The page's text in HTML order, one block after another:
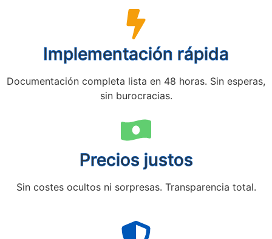
Implementación rápida
Documentación completa lista en 48 horas. Sin esperas,
sin burocracias.
Precios justos
Sin costes ocultos ni sorpresas. Transparencia total.